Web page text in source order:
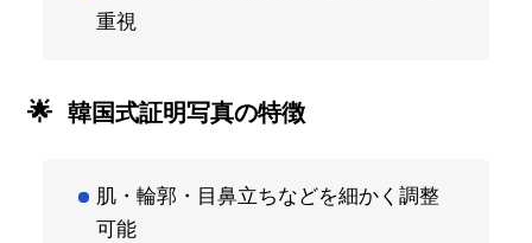
重視
韓国式証明写真の特徴
肌・輪郭・目鼻立ちなどを細かく調整
可能